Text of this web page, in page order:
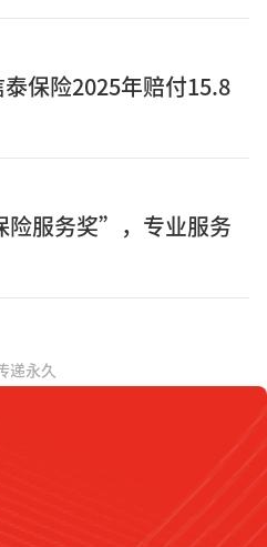
保险2025年赔付15.8
险服务奖”，专业服务
递永久